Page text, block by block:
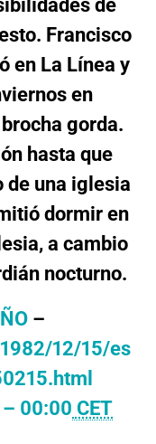
de
Francisco
en La Línea y
en
gorda.
hasta que
de una iglesia
dormir en
a cambio
nocturno.
–
12/15/es
00:00 CET